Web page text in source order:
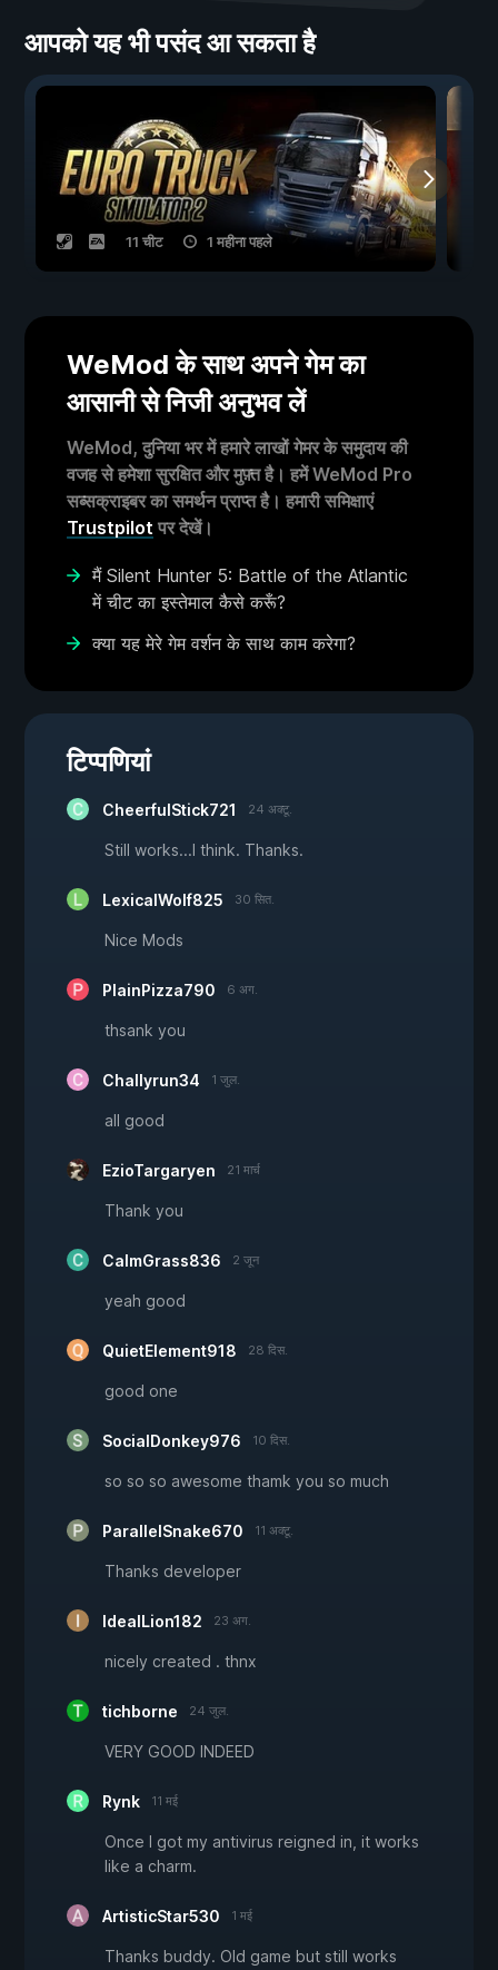
आपको यह भी पसंद आ सकता है
11 चीट 1 महीना पहले
WeMod के साथ अपने गेम का
आसानी से निजी अनुभव लें
WeMod, दुनिया भर में हमारे लाखों गेमर के समुदाय की
वजह से हमेशा सुरक्षित और मुफ़्त है। हमें WeMod Pro
सब्सक्राइबर का समर्थन प्राप्त है। हमारी समिक्षाएं
Trustpilot पर देखें।
मैं Silent Hunter 5: Battle of the Atlantic
में चीट का इस्तेमाल कैसे करूँ?
क्या यह मेरे गेम वर्शन के साथ काम करेगा?
टिप्पणियां
CheerfulStick721 24 अक्टू.
Still works...I think. Thanks.
LexicalWolf825 30 सित.
Nice Mods
PlainPizza790 6 अग.
thsank you
Challyrun34 1 जुल.
all good
EzioTargaryen 21 मार्च
Thank you
CalmGrass836 2 जून
yeah good
QuietElement918 28 दिस.
good one
SocialDonkey976 10 दिस.
so so so awesome thamk you so much
ParallelSnake670 11 अक्टू.
Thanks developer
IdealLion182 23 अग.
nicely created . thnx
tichborne 24 जुल.
VERY GOOD INDEED
Rynk 11 मई
Once I got my antivirus reigned in, it works
like a charm.
ArtisticStar530 1 मई
Thanks buddy. Old game but still works